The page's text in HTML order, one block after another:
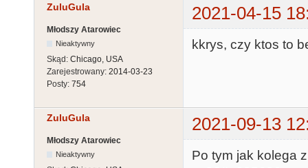
ZuluGula 2021-04-15
Młodszy Atarowiec
Nieaktywny
Skąd: Chicago, USA
Zarejestrowany: 2014-03-23
Posty: 754
kkrys, czy ktos to
ZuluGula 2021-09-13
Młodszy Atarowiec
Nieaktywny
Po tym jak kolega